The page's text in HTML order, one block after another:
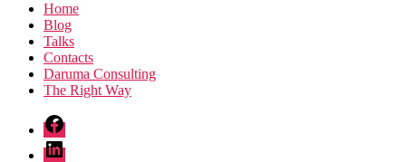
Home
Blog
Talks
Contacts
Daruma Consulting
The Right Way
fb
linkedin